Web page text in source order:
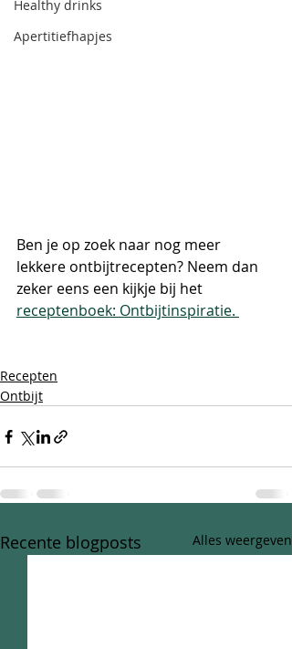
Healthy drinks
Apertitiefhapjes
Ben je op zoek naar nog meer
lekkere ontbijtrecepten? Neem dan
zeker eens een kijkje bij het
receptenboek: Ontbijtinspiratie.
Recepten
Ontbijt
Recente blogposts Alles weergeven